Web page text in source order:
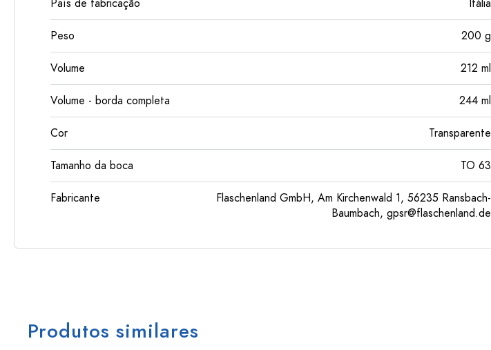
País de fabricação Itália
Peso 200 g
Volume 212 ml
Volume - borda completa 244 ml
Cor Transparente
Tamanho da boca TO 63
Fabricante
Flaschenland GmbH, Am Kirchenwald 1, 56235 Ransbach-
Baumbach, gpsr@flaschenland.de
Produtos similares